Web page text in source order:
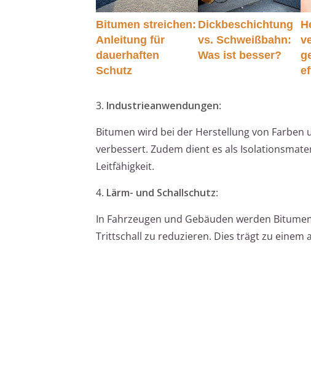
Bitumen streichen:
Anleitung für
dauerhaften
Schutz
Dickbeschichtung
vs. Schweißbahn:
Was ist besser?
3. Industrieanwendungen:
Bitumen wird bei der Herstellung von Farben
verbessert. Zudem dient es als
Leitfähigkeit.
4. Lärm- und Schallschutz:
In Fahrzeugen und Gebäuden werden
Trittschall zu reduzieren. Dies trägt zu